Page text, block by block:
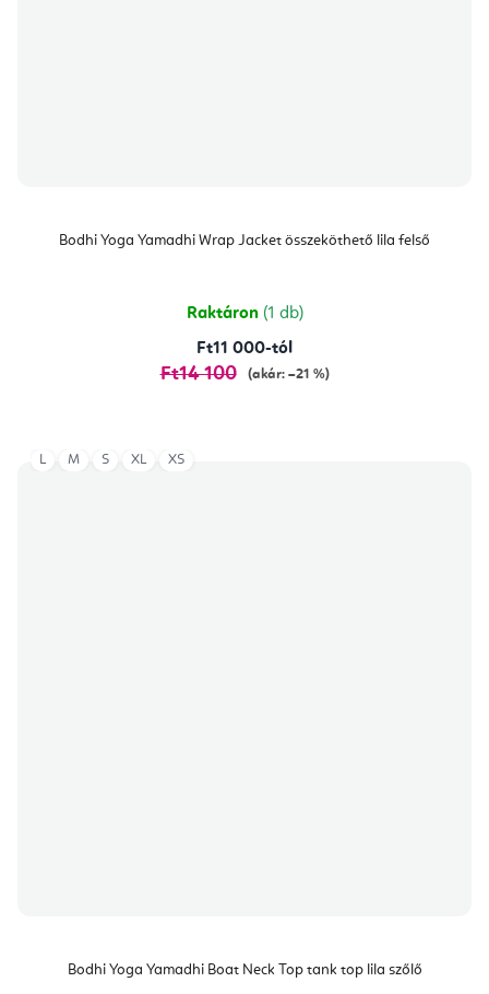
Bodhi Yoga Yamadhi Wrap Jacket összeköthető lila felső
Raktáron (1 db)
Ft11 000-tól
Ft14 100 (akár: –21 %)
Bodhi Yoga Yamadhi Boat Neck Top tank top lila szőlő
L M S XL XS